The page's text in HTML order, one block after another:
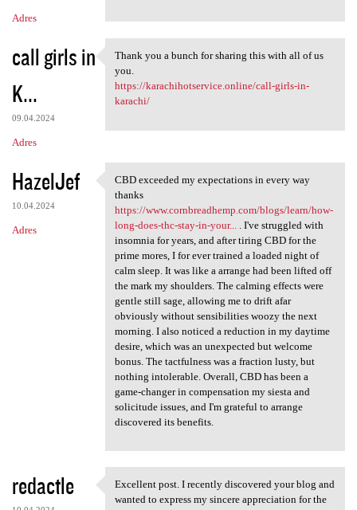
Adres
call girls in
K...
09.04.2024
Adres
Thank you a bunch for sharing
Thank you a bunch for sharing this with all of us
you.
https://karachihotservice.online/call-girls-in-
karachi/
HazelJef
10.04.2024
Adres
CBD exceeded my expectations
CBD exceeded my expectations in every way
thanks
https://www.cornbreadhemp.com/blogs/learn/how-
long-does-thc-stay-in-your...
. I've struggled with
insomnia for years, and after tiring CBD for the
prime mores, I for ever trained a loaded night of
calm sleep. It was like a arrange had been lifted off
the mark my shoulders. The calming effects were
gentle still sage, allowing me to drift afar
obviously without sensibilities woozy the next
morning. I also noticed a reduction in my daytime
desire, which was an unexpected but welcome
bonus. The tactfulness was a fraction lusty, but
nothing intolerable. Overall, CBD has been a
game-changer in compensation my siesta and
solicitude issues, and I'm grateful to arrange
discovered its benefits.
redactle Excellent post. I recently
Excellent post. I recently discovered your blog and
wanted to express my sincere appreciation for the